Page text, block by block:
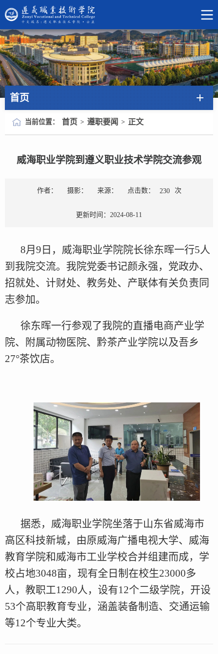
首页
当前位置： 首页 > 遵职要闻 > 正文
威海职业学院到遵义职业技术学院交流参观
作者： 摄影： 来源： 点击数： 230 次
更新时间：2024-08-11
8月9日，威海职业学院院长徐东晖一行5人
到我院交流。我院党委书记颜永强，党政办、
招就处、计财处、教务处、产联体有关负责同
志参加。
徐东晖一行参观了我院的直播电商产业学
院、附属动物医院、黔茶产业学院以及吾乡
27°茶饮店。
据悉，威海职业学院坐落于山东省威海市
高区科技新城，由原威海广播电视大学、威海
教育学院和威海市工业学校合并组建而成，学
校占地3048亩，现有全日制在校生23000多
人，教职工1290人，设有12个二级学院，开设
53个高职教育专业，涵盖装备制造、交通运输
等12个专业大类。